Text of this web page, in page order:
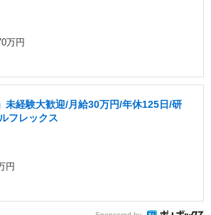
万円
未経験大歓迎/月給30万円/年休125日/研
フレックス
円